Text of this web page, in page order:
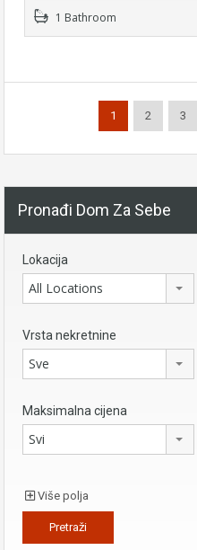
1 Bathroom
1 2 3
Pronađi Dom Za Sebe
Lokacija
All Locations
Vrsta nekretnine
Sve
Maksimalna cijena
Svi
Više polja